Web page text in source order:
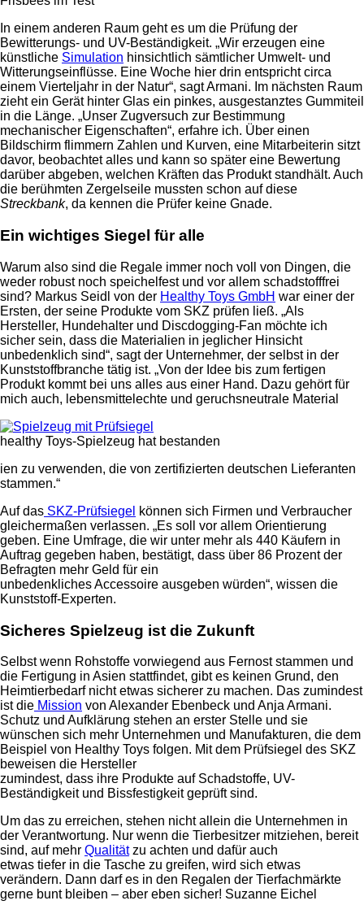
In einem anderen Raum geht es um die Prüfung der
Bewitterungs- und UV-Beständigkeit. „Wir erzeugen eine
künstliche Simulation hinsichtlich sämtlicher Umwelt- und
Witterungseinflüsse. Eine Woche hier drin entspricht circa
einem Vierteljahr in der Natur“, sagt Armani. Im nächsten Raum
zieht ein Gerät hinter Glas ein pinkes, ausgestanztes Gummiteil
in die Länge. „Unser Zugversuch zur Bestimmung
mechanischer Eigenschaften“, erfahre ich. Über einen
Bildschirm flimmern Zahlen und Kurven, eine Mitarbeiterin sitzt
davor, beobachtet alles und kann so später eine Bewertung
darüber abgeben, welchen Kräften das Produkt standhält. Auch
die berühmten Zergelseile mussten schon auf diese
Streckbank, da kennen die Prüfer keine Gnade.
Ein wichtiges Siegel für alle
Warum also sind die Regale immer noch voll von Dingen, die
weder robust noch speichelfest und vor allem schadstofffrei
sind? Markus Seidl von der Healthy Toys GmbH war einer der
Ersten, der seine Produkte vom SKZ prüfen ließ. „Als
Hersteller, Hundehalter und Discdogging-Fan möchte ich
sicher sein, dass die Materialien in jeglicher Hinsicht
unbedenklich sind“, sagt der Unternehmer, der selbst in der
Kunststoffbranche tätig ist. „Von der Idee bis zum fertigen
Produkt kommt bei uns alles aus einer Hand. Dazu gehört für
mich auch, lebensmittelechte und geruchsneutrale Material
healthy Toys-Spielzeug hat bestanden
ien zu verwenden, die von zertifizierten deutschen Lieferanten
stammen.“
Auf das SKZ-Prüfsiegel können sich Firmen und Verbraucher
gleichermaßen verlassen. „Es soll vor allem Orientierung
geben. Eine Umfrage, die wir unter mehr als 440 Käufern in
Auftrag gegeben haben, bestätigt, dass über 86 Prozent der
Befragten mehr Geld für ein
unbedenkliches Accessoire ausgeben würden“, wissen die
Kunststoff-Experten.
Sicheres Spielzeug ist die Zukunft
Selbst wenn Rohstoffe vorwiegend aus Fernost stammen und
die Fertigung in Asien stattfindet, gibt es keinen Grund, den
Heimtierbedarf nicht etwas sicherer zu machen. Das zumindest
ist die Mission von Alexander Ebenbeck und Anja Armani.
Schutz und Aufklärung stehen an erster Stelle und sie
wünschen sich mehr Unternehmen und Manufakturen, die dem
Beispiel von Healthy Toys folgen. Mit dem Prüfsiegel des SKZ
beweisen die Hersteller
zumindest, dass ihre Produkte auf Schadstoffe, UV-
Beständigkeit und Bissfestigkeit geprüft sind.
Um das zu erreichen, stehen nicht allein die Unternehmen in
der Verantwortung. Nur wenn die Tierbesitzer mitziehen, bereit
sind, auf mehr Qualitätzu achten und dafür auch
etwas tiefer in die Tasche zu greifen, wird sich etwas
verändern. Dann darf es in den Regalen der Tierfachmärkte
gerne bunt bleiben – aber eben sicher! Suzanne Eichel